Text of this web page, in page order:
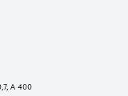
А 400